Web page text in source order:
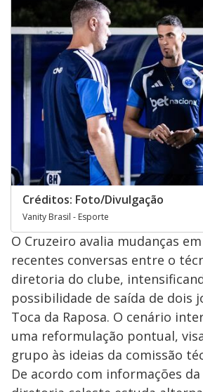
Créditos: Foto/Divulgação
Vanity Brasil - Esporte
O Cruzeiro avalia mudanças
recentes conversas entre o
diretoria do clube,
possibilidade de saída de dois
Toca da Raposa. O cenário
uma reformulação pontual,
grupo às ideias da comissão
De acordo com informações da